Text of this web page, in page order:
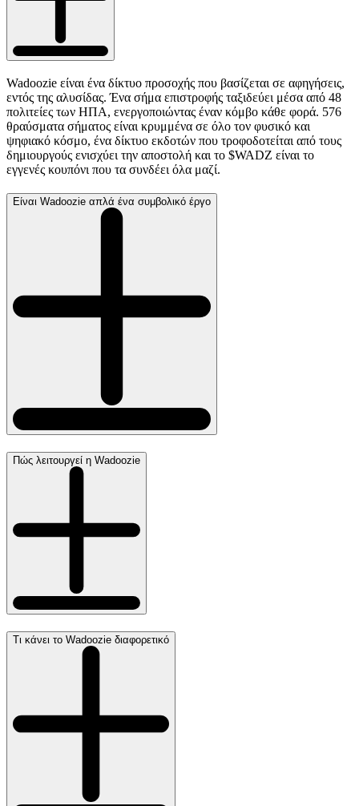
Wadoozie είναι ένα δίκτυο προσοχής που βασίζεται σε αφηγήσεις,
εντός της αλυσίδας. Ένα σήμα επιστροφής ταξιδεύει μέσα από 48
πολιτείες των ΗΠΑ, ενεργοποιώντας έναν κόμβο κάθε φορά. 576
θραύσματα σήματος είναι κρυμμένα σε όλο τον φυσικό και
ψηφιακό κόσμο, ένα δίκτυο εκδοτών που τροφοδοτείται από τους
δημιουργούς ενισχύει την αποστολή και το $WADZ είναι το
εγγενές κουπόνι που τα συνδέει όλα μαζί.
Είναι Wadoozie απλά ένα συμβολικό έργο
Πώς λειτουργεί η Wadoozie
Τι κάνει το Wadoozie διαφορετικό